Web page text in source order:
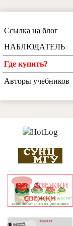
Ссылка на блог
НАБЛЮДАТЕЛЬ
Где купить?
Авторы учебников